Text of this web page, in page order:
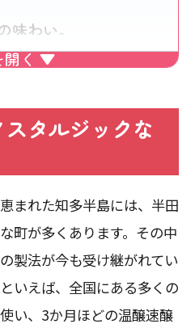
味わい。
タルジックな
まれた知多半島には、半田
町が多くあります。その中
製法が今も受け継がれてい
いえば、全国にある多くの
い、3か月ほどの温醸速醸